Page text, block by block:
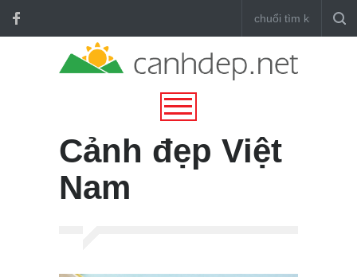
Cảnh đẹp Việt
Nam